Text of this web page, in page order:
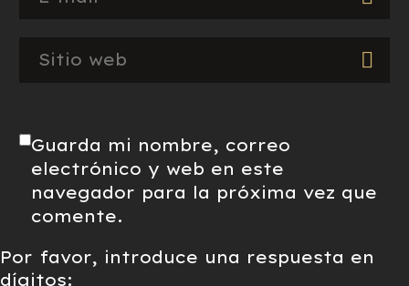
Guarda mi nombre, correo
electrónico y web en este
navegador para la próxima vez que
comente.
Por favor, introduce una respuesta en
dígitos: